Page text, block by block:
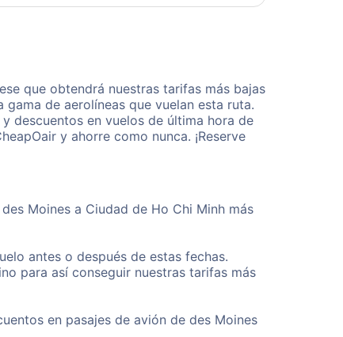
que obtendrá nuestras tarifas más bajas
de aerolíneas que vuelan esta ruta.
descuentos en vuelos de última hora de
y ahorre como nunca. ¡Reserve
Moines a Ciudad de Ho Chi Minh más
antes o después de estas fechas.
para así conseguir nuestras tarifas más
en pasajes de avión de des Moines